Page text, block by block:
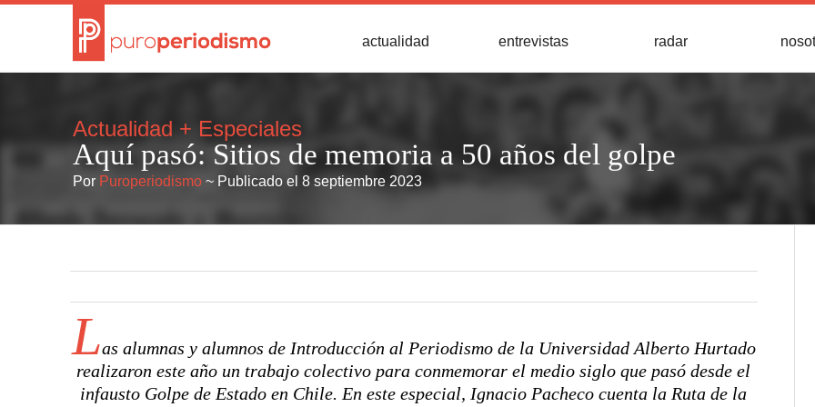
actualidad entrevistas radar
Actualidad + Especiales
Aquí pasó: Sitios de memoria a 50 años del golpe
Por Puroperiodismo ~ Publicado el 8 septiembre 2023
Las alumnas y alumnos de Introducción al Periodismo de la Universidad Alberto Hurtado
realizaron este año un trabajo colectivo para conmemorar el medio siglo que pasó desde el
infausto Golpe de Estado en Chile. En este especial, Ignacio Pacheco cuenta la Ruta de la